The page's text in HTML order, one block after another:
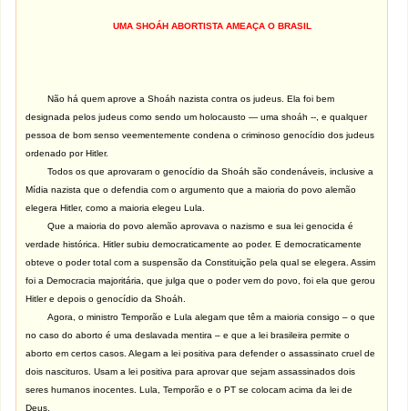
UMA SHOÁH ABORTISTA AMEAÇA O BRASIL
Não há quem aprove a Shoáh nazista contra os judeus. Ela foi bem
designada pelos judeus como sendo um holocausto — uma shoáh --, e qualquer
pessoa de bom senso veementemente condena o criminoso genocídio dos judeus
ordenado por Hitler.
Todos os que aprovaram o genocídio da Shoáh são condenáveis, inclusive a
Mídia nazista que o defendia com o argumento que a maioria do povo alemão
elegera Hitler, como a maioria elegeu Lula.
Que a maioria do povo alemão aprovava o nazismo e sua lei genocida é
verdade histórica. Hitler subiu democraticamente ao poder. E democraticamente
obteve o poder total com a suspensão da Constituição pela qual se elegera. Assim
foi a Democracia majoritária, que julga que o poder vem do povo, foi ela que gerou
Hitler e depois o genocídio da Shoáh.
Agora, o ministro Temporão e Lula alegam que têm a maioria consigo – o que
no caso do aborto é uma deslavada mentira – e que a lei brasileira permite o
aborto em certos casos. Alegam a lei positiva para defender o assassinato cruel de
dois nascituros. Usam a lei positiva para aprovar que sejam assassinados dois
seres humanos inocentes. Lula, Temporão e o PT se colocam acima da lei de
Deus.